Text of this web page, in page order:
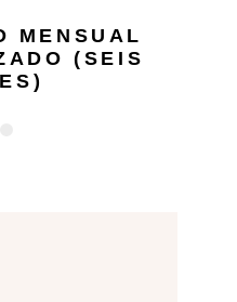
MENSUAL
(SEIS